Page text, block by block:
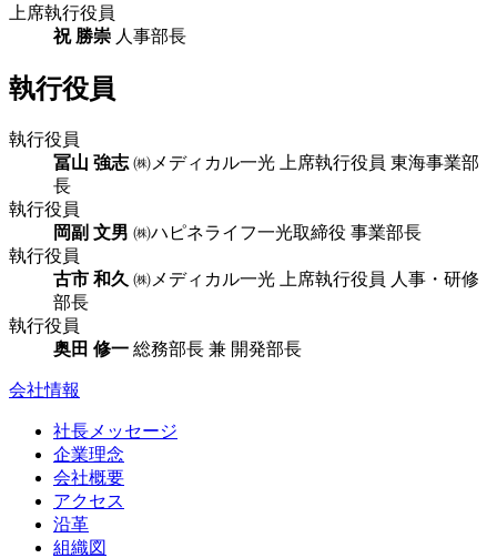
上席執行役員
祝 勝崇 人事部長
執行役員
執行役員
冨山 強志 ㈱メディカル一光 上席執行役員 東海事業部
長
執行役員
岡副 文男 ㈱ハピネライフ一光取締役 事業部長
執行役員
古市 和久 ㈱メディカル一光 上席執行役員 人事・研修
部長
執行役員
奥田 修一 総務部長 兼 開発部長
会社情報
社長メッセージ
企業理念
会社概要
アクセス
沿革
組織図